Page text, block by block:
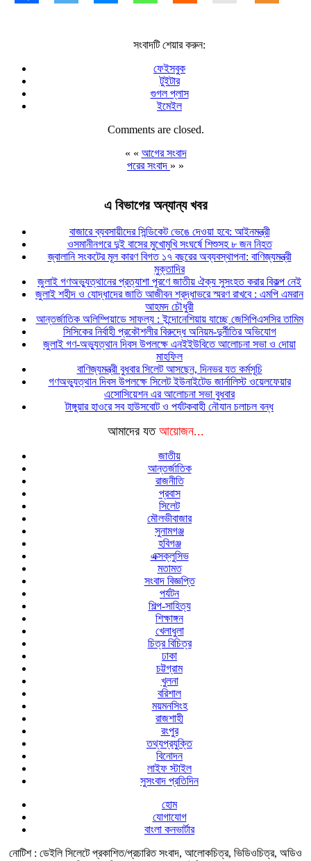
সংবাদটি শেয়ার করুন:
ফেইসবুক
টুইটার
গুগল প্লাস
ইমেইল
Comments are closed.
« « আগের সংবাদ
পরের সংবাদ » »
এ বিভাগের অন্যান্য খবর
বাজারে ব্যবসায়ীদের সিন্ডিকেট ভেঙে দেওয়া হবে: আইনমন্ত্রী
ওসমানীনগরে দুই বাসের মুখোমুখি সংঘর্ষে শিশুসহ ৮ জন নিহত
জ্বালানি সংকটের মূল কারণ বিগত ১৭ বছরের অব্যবস্থাপনা: বাণিজ্যমন্ত্রী
মুক্তাদির
জুলাই গণঅভ্যুত্থানের প্রত্যাশা পূরণে জাতীয় ঐক্য সুসংহত করার বিকল্প নেই
জুলাই শহীদ ও যোদ্ধাদের জাতি আজীবন শ্রদ্ধাভরে স্মরণ রাখবে : এমপি এমরান
আহমদ চৌধুরী
আন্তর্জাতিক অলিম্পিয়াডে সাফল্য : ইন্দোনেশিয়ায় যাচ্ছে জেসিপিএসসির তামিম
সিসিকের নির্বাহী প্রকৌশলীর বিরুদ্ধে অনিয়ম-দুর্নীতির অভিযোগ
জুলাই গণ-অভ্যুত্থান দিবস উপলক্ষে এনইইউবিতে আলোচনা সভা ও দোয়া
মাহফিল
বাণিজ্যমন্ত্রী বুধবার সিলেট আসছেন, দিনভর যত কর্মসূচি
গণঅভ্যুত্থান দিবস উপলক্ষে সিলেট ইউনাইটেড জার্নালিস্ট ওয়েলফেয়ার
এসোসিয়েশন এর আলোচনা সভা বুধবার
টাঙ্গুয়ার হাওরে সব হাউসবোট ও পর্যটকবাহী নৌযান চলাচল বন্ধ
আমাদের যত আয়োজন...
জাতীয়
আন্তর্জাতিক
রাজনীতি
প্রবাস
সিলেট
মৌলভীবাজার
সুনামগঞ্জ
হবিগঞ্জ
এক্সক্লুসিভ
মতামত
সংবাদ বিজ্ঞপ্তি
পর্যটন
শিল্প-সাহিত্য
শিক্ষাঙ্গন
খেলাধুলা
চিত্র বিচিত্র
ঢাকা
চট্টগ্রাম
খুলনা
বরিশাল
ময়মনসিংহ
রাজশাহী
রংপুর
তথ্যপ্রযুক্তি
বিনোদন
লাইফ স্টাইল
সুসংবাদ প্রতিদিন
হোম
যোগাযোগ
বাংলা কনভার্টার
নোটিশ : ডেইলি সিলেটে প্রকাশিত/প্রচারিত সংবাদ, আলোকচিত্র, ভিডিওচিত্র, অডিও